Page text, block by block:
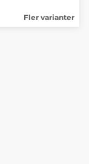
Fler varianter